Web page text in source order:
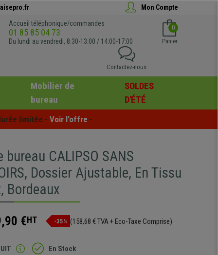
Mon Compte
Accueil téléphonique/commandes
01 85 85 04 73
Du lundi au vendredi, 8:30-13:00 / 14:00-17:00
0
Panier
Contactez-nous
Mobilier de
bureau
SOLDES
D'ÉTÉ
limitée - Voir l'offre -
bureau CALIPSO SANS
Dossier Ajustable, En Tissu
Bordeaux
€HT -35% (158,68 € TVA + Eco-Taxe Comprise)
En Stock